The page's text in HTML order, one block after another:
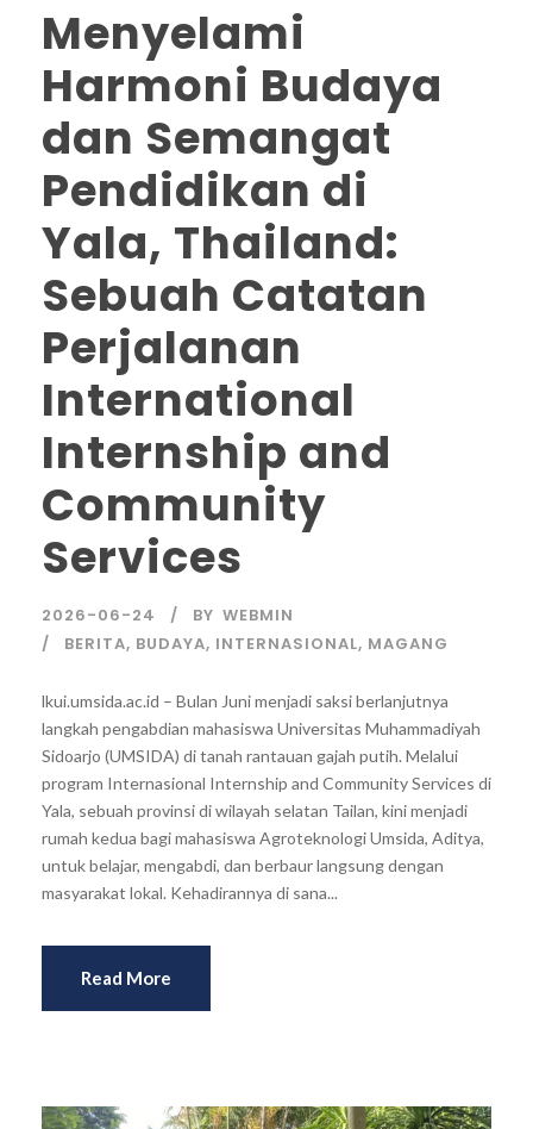
Menyelami
Harmoni Budaya
dan Semangat
Pendidikan di
Yala, Thailand:
Sebuah Catatan
Perjalanan
International
Internship and
Community
Services
2026-06-24 BY WEBMIN
BERITA, BUDAYA, INTERNASIONAL, MAGANG
lkui.umsida.ac.id – Bulan Juni menjadi saksi berlanjutnya
langkah pengabdian mahasiswa Universitas Muhammadiyah
Sidoarjo (UMSIDA) di tanah rantauan gajah putih. Melalui
program Internasional Internship and Community Services di
Yala, sebuah provinsi di wilayah selatan Tailan, kini menjadi
rumah kedua bagi mahasiswa Agroteknologi Umsida, Aditya,
untuk belajar, mengabdi, dan berbaur langsung dengan
masyarakat lokal. Kehadirannya di sana...
Read More